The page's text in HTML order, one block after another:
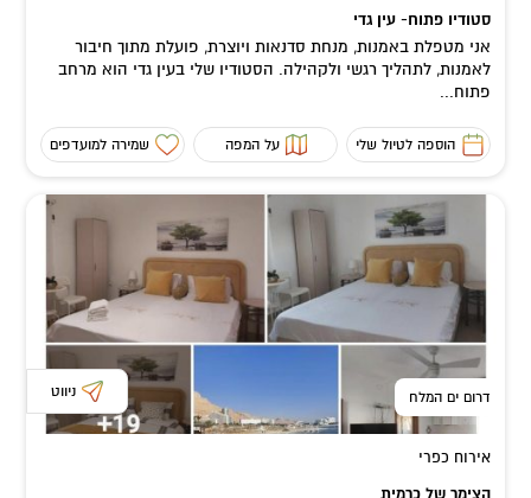
סטודיו פתוח- עין גדי
אני מטפלת באמנות, מנחת סדנאות ויוצרת, פועלת מתוך חיבור
לאמנות, לתהליך רגשי ולקהילה. הסטודיו שלי בעין גדי הוא מרחב
פתוח...
הוספה לטיול שלי על המפה שמירה למועדפים
דרום ים המלח ניווט
אירוח כפרי